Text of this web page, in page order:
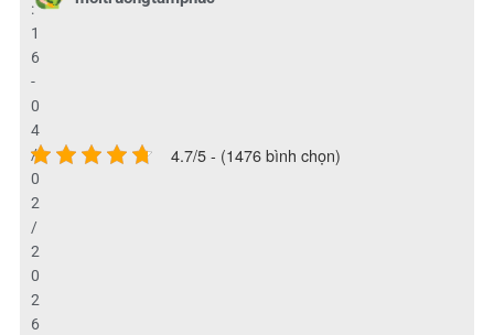
:
1
6
-
0
4
/
0
2
/
2
0
2
6
4.7/5 - (1476 bình chọn)